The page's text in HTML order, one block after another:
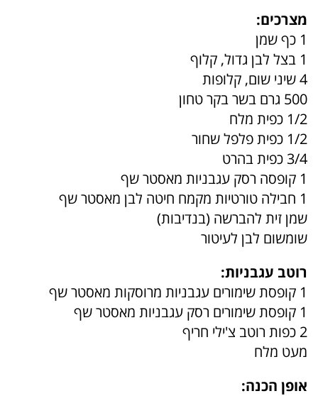
מצרכים:
1 כף שמן
1 בצל לבן גדול, קלוף
4 שיני שום, קלופות
500 גרם בשר בקר טחון
1/2 כפית מלח
1/2 כפית פלפל שחור
3/4 כפית בהרט
1 קופסה רסק עגבניות מאסטר שף
1 חבילה טורטיות מקמח חיטה לבן מאסטר שף
שמן זית להברשה (בנדיבות)
שומשום לבן לעיטור
רוטב עגבניות:
1 קופסת שימורים עגבניות מרוסקות מאסטר שף
1 קופסת שימורים רסק עגבניות מאסטר שף
2 כפות רוטב צ'ילי חריף
מעט מלח
אופן הכנה: